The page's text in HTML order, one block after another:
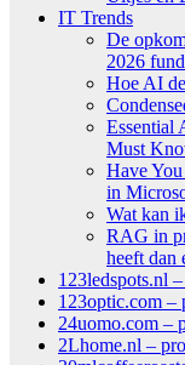
IT Trends
De
2026
Hoe AI
Essential
Must
Have
in
Wat kan
RAG in
heeft dan
123ledspots.nl
123optic.com –
24uomo.com –
2Lhome.nl –